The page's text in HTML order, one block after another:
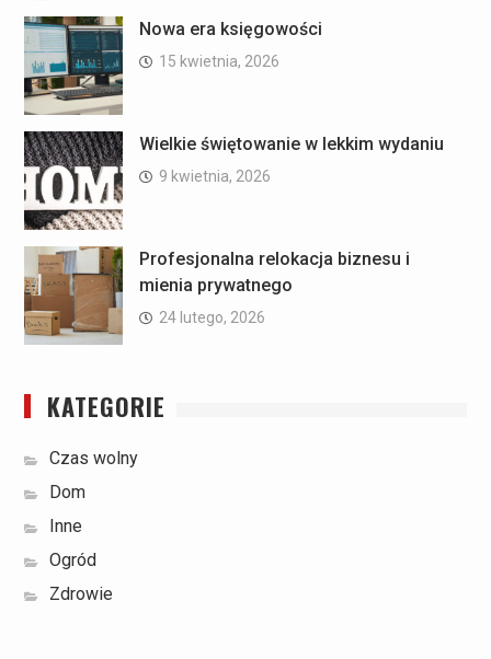
Nowa era księgowości
15 kwietnia, 2026
Wielkie świętowanie w lekkim wydaniu
9 kwietnia, 2026
Profesjonalna relokacja biznesu i
mienia prywatnego
24 lutego, 2026
KATEGORIE
Czas wolny
Dom
Inne
Ogród
Zdrowie